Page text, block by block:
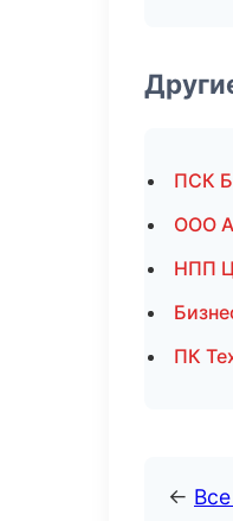
ПСК
ООО
НПП
ПК
←